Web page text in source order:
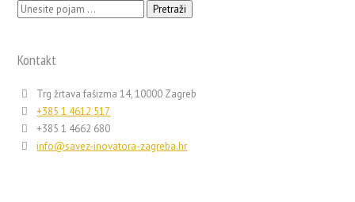
Pretraži:
Kontakt
Trg žrtava fašizma 14, 10000 Zagreb
+385 1 4612 517
+385 1 4662 680
info@savez-inovatora-zagreba.hr